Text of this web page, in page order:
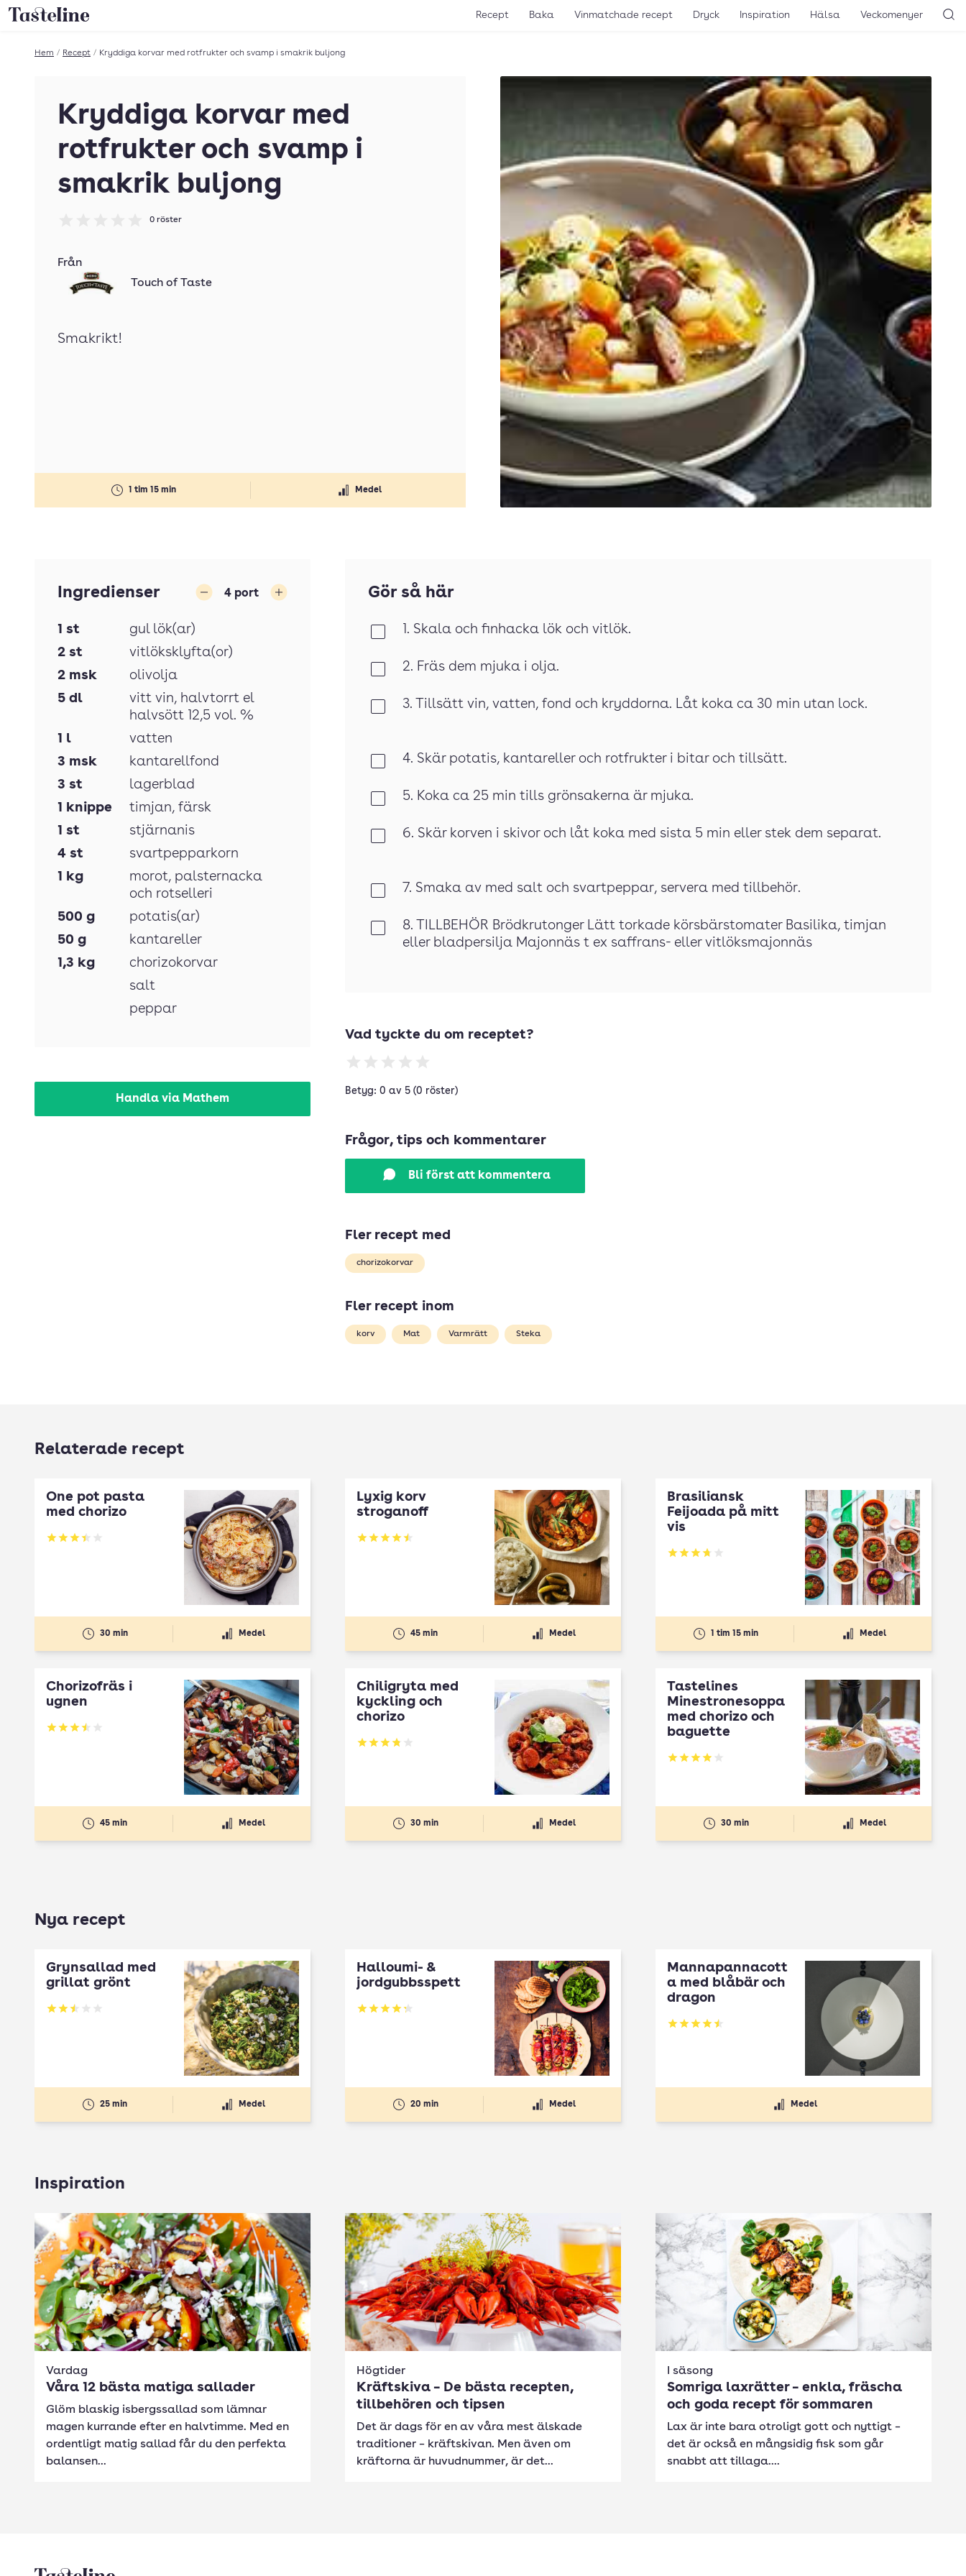
Till Tastelines startsida Recept Baka Vinmatchade recept Dryck Inspiration Hälsa Veckomenyer
Hem / Recept / Kryddiga korvar med rotfrukter och svamp i smakrik buljong
Kryddiga korvar med
rotfrukter och svamp i
smakrik buljong
0 röster
1 tim 15 min Medel
Från
Touch of Taste
Smakrikt!
Ingredienser 4 port
1 st
gul lök(ar)
2 st
vitlöksklyfta(or)
2 msk
olivolja
5 dl vitt vin, halvtorrt el
halvsött 12,5 vol. %
1 l
vatten
3 msk
kantarellfond
3 st
lagerblad
1 knippe timjan, färsk
1 st
stjärnanis
4 st
svartpepparkorn
1 kg morot, palsternacka
och rotselleri
500 g
potatis(ar)
50 g
kantareller
1,3 kg
chorizokorvar
salt
peppar
Handla via Mathem
Gör så här
1. Skala och finhacka lök och vitlök.
2. Fräs dem mjuka i olja.
3. Tillsätt vin, vatten, fond och kryddorna. Låt koka ca 30 min utan lock.
4. Skär potatis, kantareller och rotfrukter i bitar och tillsätt.
5. Koka ca 25 min tills grönsakerna är mjuka.
6. Skär korven i skivor och låt koka med sista 5 min eller stek dem separat.
7. Smaka av med salt och svartpeppar, servera med tillbehör.
8. TILLBEHÖR Brödkrutonger Lätt torkade körsbärstomater Basilika, timjan
eller bladpersilja Majonnäs t ex saffrans- eller vitlöksmajonnäs
Vad tyckte du om receptet?
Betyg: 0 av 5 (0 röster)
Frågor, tips och kommentarer
Bli först att kommentera
Fler recept med
chorizokorvar
Fler recept inom
korv Mat Varmrätt Steka
Relaterade recept
One pot pasta
med chorizo
Betyg: 3.44 av 5
30 min Medel
Lyxig korv
stroganoff
Betyg: 4.47 av 5
45 min Medel
Brasiliansk
Feijoada på mitt
vis
Betyg: 3.75 av 5
1 tim 15 min Medel
Chorizofräs i
ugnen
Betyg: 3.47 av 5
45 min Medel
Chiligryta med
kyckling och
chorizo
Betyg: 3.82 av 5
30 min Medel
Tastelines
Minestronesoppa
med chorizo och
baguette
Betyg: 3.93 av 5
30 min Medel
Nya recept
Grynsallad med
grillat grönt
Betyg: 2.5 av 5
25 min Medel
Halloumi- &
jordgubbsspett
Betyg: 4.3 av 5
20 min Medel
Mannapannacott
a med blåbär och
dragon
Betyg: 4.5 av 5
Medel
Inspiration
Vardag
Våra 12 bästa matiga sallader
Glöm blaskig isbergssallad som lämnar
magen kurrande efter en halvtimme. Med en
ordentligt matig sallad får du den perfekta
balansen...
Högtider
Kräftskiva – De bästa recepten,
tillbehören och tipsen
Det är dags för en av våra mest älskade
traditioner – kräftskivan. Men även om
kräftorna är huvudnummer, är det...
I säsong
Somriga laxrätter – enkla, fräscha
och goda recept för sommaren
Lax är inte bara otroligt gott och nyttigt –
det är också en mångsidig fisk som går
snabbt att tillaga....